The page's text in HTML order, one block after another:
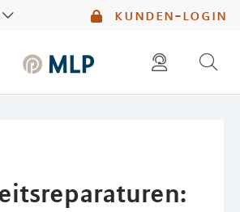
kunden-login